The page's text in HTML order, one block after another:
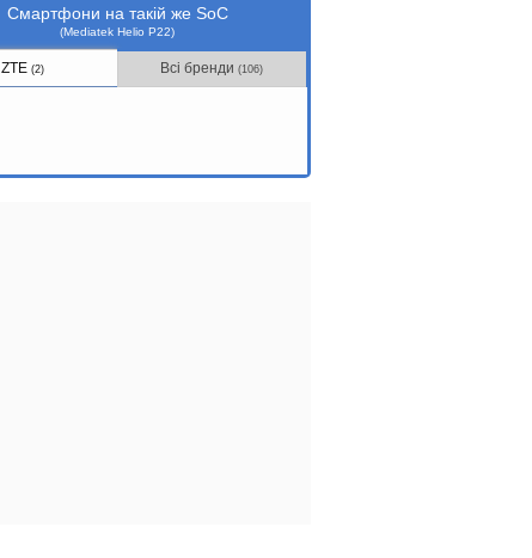
Смартфони на такій же SoC
(Mediatek Helio P22)
ZTE(2) Всі бренди(106)